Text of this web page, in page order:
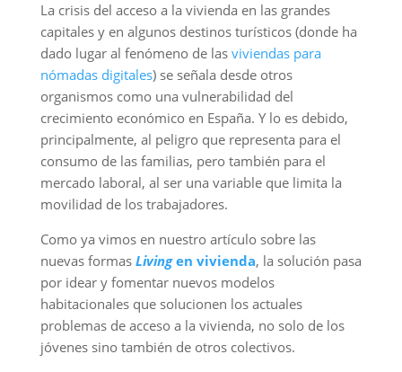
La crisis del acceso a la vivienda en las grandes
capitales y en algunos destinos turísticos (donde ha
dado lugar al fenómeno de las viviendas para
nómadas digitales) se señala desde otros
organismos como una vulnerabilidad del
crecimiento económico en España. Y lo es debido,
principalmente, al peligro que representa para el
consumo de las familias, pero también para el
mercado laboral, al ser una variable que limita la
movilidad de los trabajadores.
Como ya vimos en nuestro artículo sobre las
nuevas formas Livingen vivienda, la solución pasa
por idear y fomentar nuevos modelos
habitacionales que solucionen los actuales
problemas de acceso a la vivienda, no solo de los
jóvenes sino también de otros colectivos.